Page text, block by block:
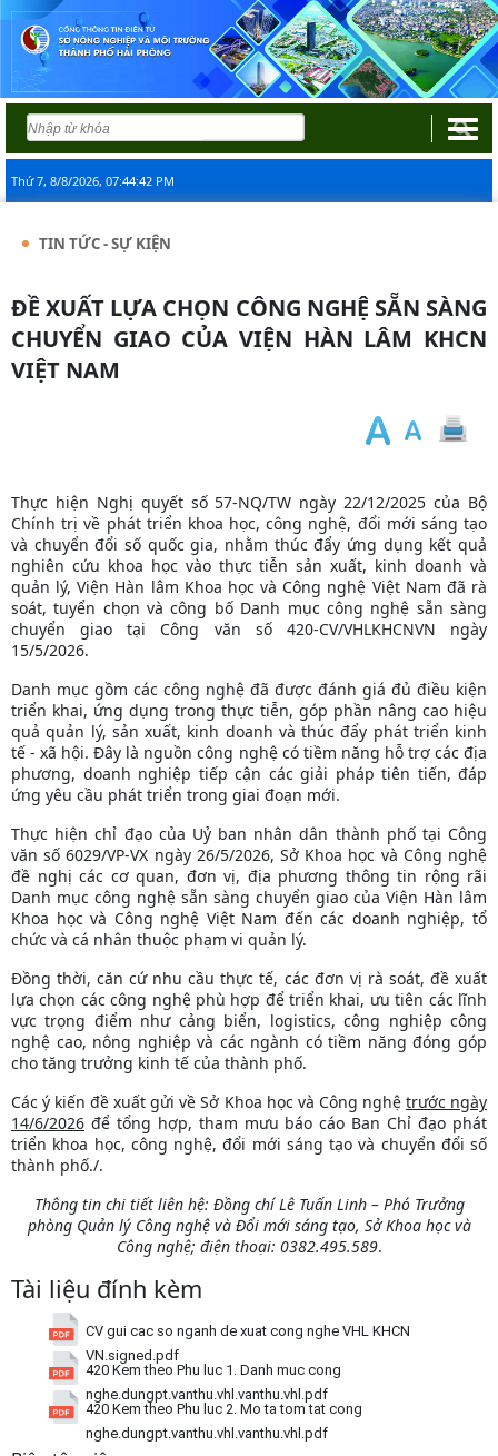
Thứ 7, 8/8/2026, 07:44:43 PM
TIN TỨC - SỰ KIỆN
ĐỀ XUẤT LỰA CHỌN CÔNG NGHỆ SẴN SÀNG
CHUYỂN GIAO CỦA VIỆN HÀN LÂM KHCN
VIỆT NAM
Thực hiện Nghị quyết số 57-NQ/TW ngày 22/12/2025 của Bộ
Chính trị về phát triển khoa học, công nghệ, đổi mới sáng tạo
và chuyển đổi số quốc gia, nhằm thúc đẩy ứng dụng kết quả
nghiên cứu khoa học vào thực tiễn sản xuất, kinh doanh và
quản lý, Viện Hàn lâm Khoa học và Công nghệ Việt Nam đã rà
soát, tuyển chọn và công bố Danh mục công nghệ sẵn sàng
chuyển giao tại Công văn số 420-CV/VHLKHCNVN ngày
15/5/2026.
Danh mục gồm các công nghệ đã được đánh giá đủ điều kiện
triển khai, ứng dụng trong thực tiễn, góp phần nâng cao hiệu
quả quản lý, sản xuất, kinh doanh và thúc đẩy phát triển kinh
tế - xã hội. Đây là nguồn công nghệ có tiềm năng hỗ trợ các địa
phương, doanh nghiệp tiếp cận các giải pháp tiên tiến, đáp
ứng yêu cầu phát triển trong giai đoạn mới.
Thực hiện chỉ đạo của Uỷ ban nhân dân thành phố tại Công
văn số 6029/VP-VX ngày 26/5/2026, Sở Khoa học và Công nghệ
đề nghị các cơ quan, đơn vị, địa phương thông tin rộng rãi
Danh mục công nghệ sẵn sàng chuyển giao của Viện Hàn lâm
Khoa học và Công nghệ Việt Nam đến các doanh nghiệp, tổ
chức và cá nhân thuộc phạm vi quản lý.
Đồng thời, căn cứ nhu cầu thực tế, các đơn vị rà soát, đề xuất
lựa chọn các công nghệ phù hợp để triển khai, ưu tiên các lĩnh
vực trọng điểm như cảng biển, logistics, công nghiệp công
nghệ cao, nông nghiệp và các ngành có tiềm năng đóng góp
cho tăng trưởng kinh tế của thành phố.
Các ý kiến đề xuất gửi về Sở Khoa học và Công nghệ trước ngày
14/6/2026 để tổng hợp, tham mưu báo cáo Ban Chỉ đạo phát
triển khoa học, công nghệ, đổi mới sáng tạo và chuyển đổi số
thành phố./.
Thông tin chi tiết liên hệ: Đồng chí Lê Tuấn Linh – Phó Trưởng
phòng Quản lý Công nghệ và Đổi mới sáng tạo, Sở Khoa học và
Công nghệ; điện thoại: 0382.495.589.
Tài liệu đính kèm
CV gui cac so nganh de xuat cong nghe VHL KHCN
VN.signed.pdf
420 Kem theo Phu luc 1. Danh muc cong
nghe.dungpt.vanthu.vhl.vanthu.vhl.pdf
420 Kem theo Phu luc 2. Mo ta tom tat cong
nghe.dungpt.vanthu.vhl.vanthu.vhl.pdf